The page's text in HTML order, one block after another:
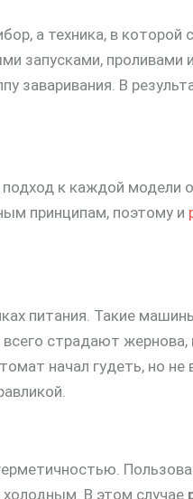
а техника, в которой
запусками, проливами
заваривания. В
к каждой модели
принципам, поэтому и
питания. Такие
страдают
начал гудеть, но
холодным. В этом случае